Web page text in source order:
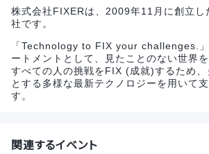
株式会社FIXERは、2009年11月に創立し
社です。
「Technology to FIX your challenges.
ートメントとして、見たことのない世界
すべての人の挑戦をFIX (成就)するため、
とする多様な最新テクノロジーを用いて
す。
関連するイベント